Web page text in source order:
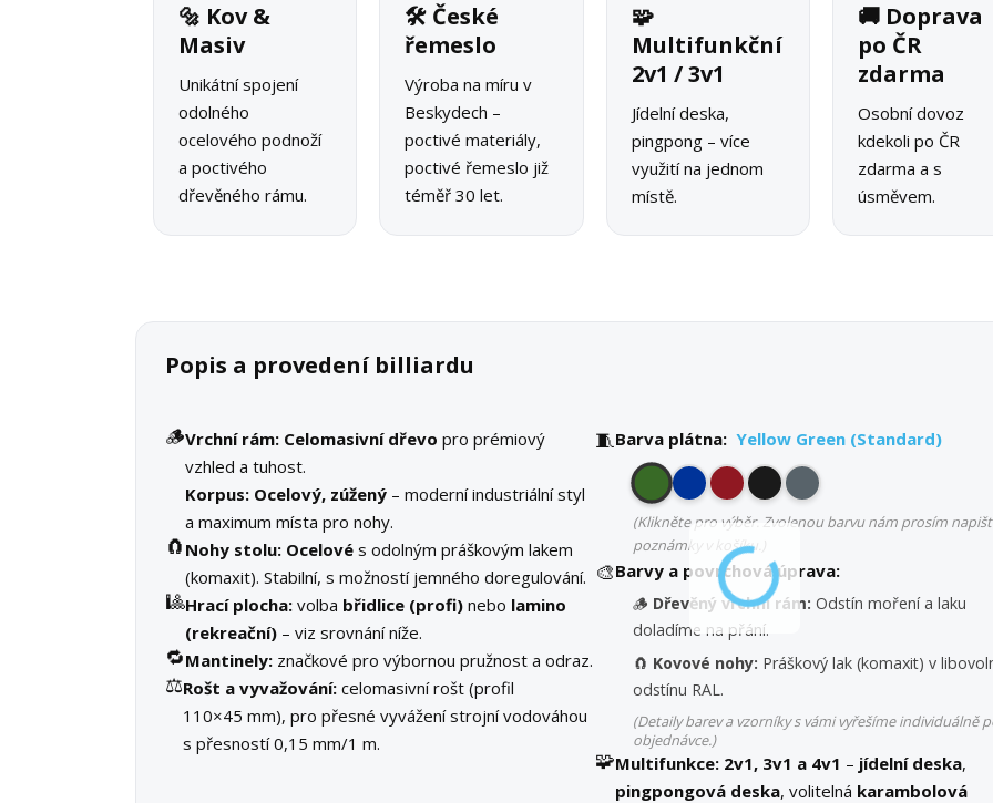
🔩 Kov &
Masiv
Unikátní spojení
odolného
ocelového podnoží
a poctivého
dřevěného rámu.
🛠 České
řemeslo
Výroba na míru v
Beskydech –
poctivé materiály,
poctivé řemeslo již
téměř 30 let.
🧩
Multifunkční
2v1 / 3v1
Jídelní deska,
pingpong – více
využití na jednom
místě.
🚚 Doprava
po ČR
zdarma
Osobní dovoz
kdekoli po ČR
zdarma a s
úsměvem.
Popis a provedení billiardu
🪵Vrchní rám: Celomasivní dřevo pro prémiový
vzhled a tuhost.
Korpus: Ocelový, zúžený – moderní industriální styl
a maximum místa pro nohy.
🧲 Nohy stolu: Ocelové s odolným práškovým lakem
(komaxit). Stabilní, s možností jemného doregulování.
🎱Hrací plocha: volba břidlice (profi) nebo lamino
(rekreační) – viz srovnání níže.
🔁Mantinely: značkové pro výbornou pružnost a odraz.
⚖️Rošt a vyvažování: celomasivní rošt (profil
110×45 mm), pro přesné vyvážení strojní vodováhou
s přesností 0,15 mm/1 m.
🧵Barva plátna: Yellow Green (Standard)
(Klikněte pro výběr. Zvolenou barvu nám prosím
poznámky v košíku.)
🎨Barvy a povrchová úprava:
🪵 Dřevěný vrchní rám: Odstín moření a laku
doladíme na přání.
🧲 Kovové nohy: Práškový lak (komaxit) v
odstínu RAL.
(Detaily barev a vzorníky s vámi vyřešíme individuálně
objednávce.)
🧩Multifunkce:2v1, 3v1 a 4v1 – jídelní deska,
pingpongová deska, volitelná karambolová